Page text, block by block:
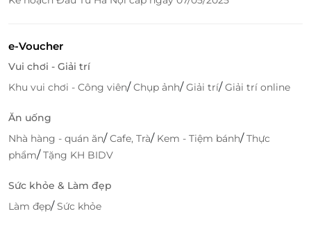
hàng đầu Việt Nam chuyên cung cấp các E-Ticket, E-
chất lượng cao và mức giá ưu đãi hấp dẫn nhất.
Hiện tại, trên LifeLink đang có ưu đãi: E-Coupon, E-
nhà hàng, quán ăn nổi tiếng, trong đó có nhà hàng
Ẩm thực Trung Hoa Hỷ Phụng Viên.
Truy cập ngayLifeLink
e-Voucher
Vui chơi - Giải trí
Khu vui chơi - Công viên/Chụp ảnh/Giải trí/Giải trí online
Ăn uống
Nhà hàng - quán ăn/Cafe, Trà/ Kem - Tiệm bánh/Thực
phẩm/Tặng KH BIDV
Sức khỏe & Làm đẹp
Làm đẹp/Sức khỏe